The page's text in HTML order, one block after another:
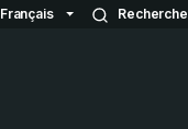
Français Recherche